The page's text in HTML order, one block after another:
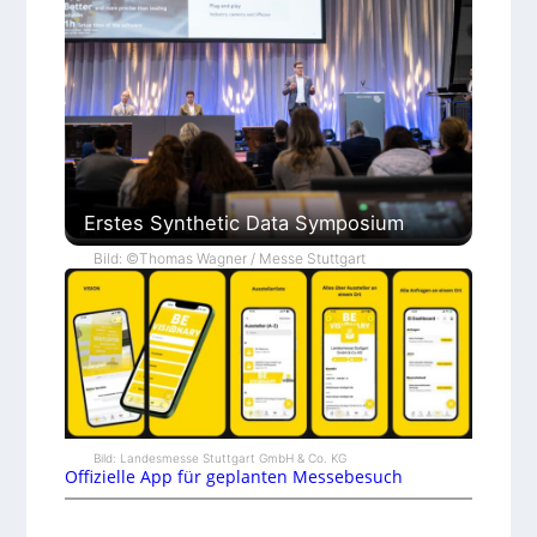
Erstes Synthetic Data Symposium
Bild: ©Thomas Wagner / Messe Stuttgart
Bild: Landesmesse Stuttgart GmbH & Co. KG
Offizielle App für geplanten Messebesuch